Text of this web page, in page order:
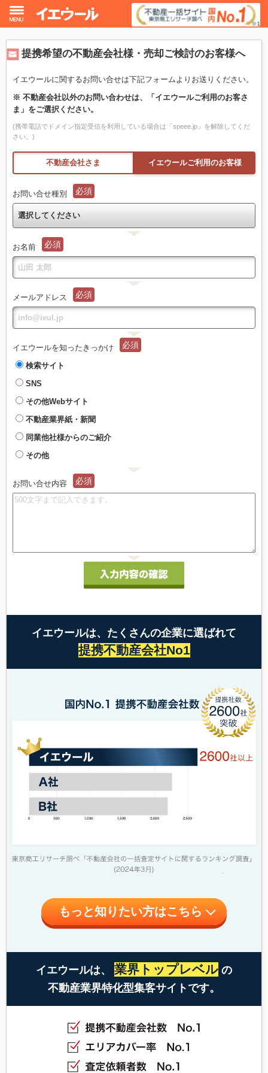
提携希望の不動産会社様・売却ご検討のお客様へ
イエウールに関するお問い合せは下記フォームよりお送りください。
※ 不動産会社以外のお問い合わせは、「イエウールご利用のお客さ
ま」をご選択ください。
(携帯電話でドメイン指定受信を利用している場合は「speee.jp」を解除してくだ
さい。)
不動産会社さま イエウールご利用のお客様
お問い合せ種別 必須
選択してください
お名前 必須
メールアドレス 必須
イエウールを知ったきっかけ 必須
検索サイト
SNS
その他Webサイト
不動産業界紙・新聞
同業他社様からのご紹介
その他
お問い合せ内容 必須
イエウールは、たくさんの企業に選ばれて
提携不動産会社No1
もっと知りたい方はこちら
イエウールは、 業界トップレベル の
不動産業界特化型集客サイトです。
イエウール加盟希望の不動産会社様
初めての方へ
不動産売却の流れ
不動産の売却・一括査定
家査定シミュレーター
お問い合わせ